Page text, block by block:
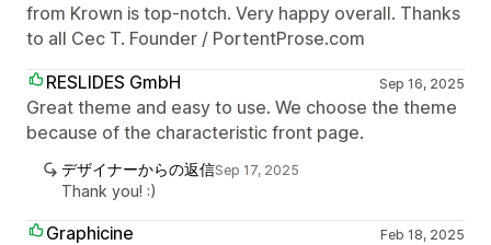
from Krown is top-notch. Very happy overall. Thanks
to all Cec T. Founder / PortentProse.com
RESLIDES GmbH
Sep 16, 2025
Great theme and easy to use. We choose the theme
because of the characteristic front page.
デザイナーからの返信Sep 17, 2025
Thank you! :)
Graphicine Feb 18, 2025